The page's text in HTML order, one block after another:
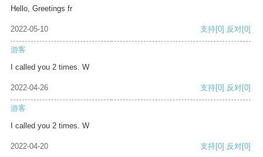
Hello, Greetings fr
2022-05-10 支持[0] 反对[0]
游客
I called you 2 times. W
2022-04-26 支持[0] 反对[0]
游客
I called you 2 times. W
2022-04-20 支持[0] 反对[0]